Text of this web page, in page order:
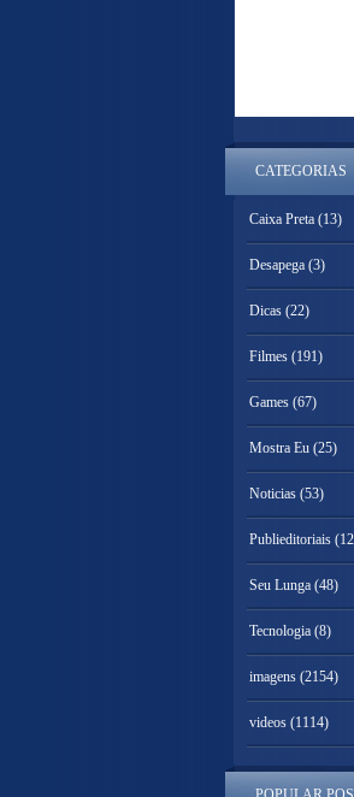
CATEGORIAS
Caixa Preta (13)
Desapega (3)
Dicas (22)
Filmes (191)
Games (67)
Mostra Eu (25)
Noticias (53)
Publieditoriais
Seu Lunga (48)
Tecnologia (8)
imagens (2154)
videos (1114)